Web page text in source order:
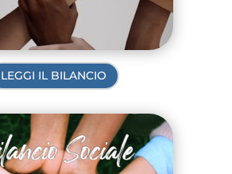
LEGGI IL BILANCIO